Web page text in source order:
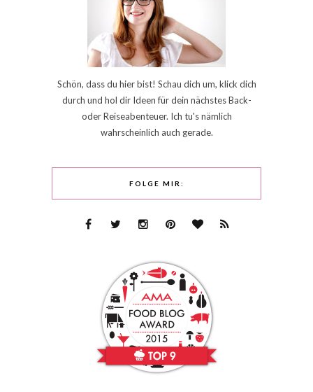
Schön, dass du hier bist! Schau dich um, klick dich
durch und hol dir Ideen für dein nächstes Back-
oder Reiseabenteuer. Ich tu's nämlich
wahrscheinlich auch gerade.
FOLGE MIR: